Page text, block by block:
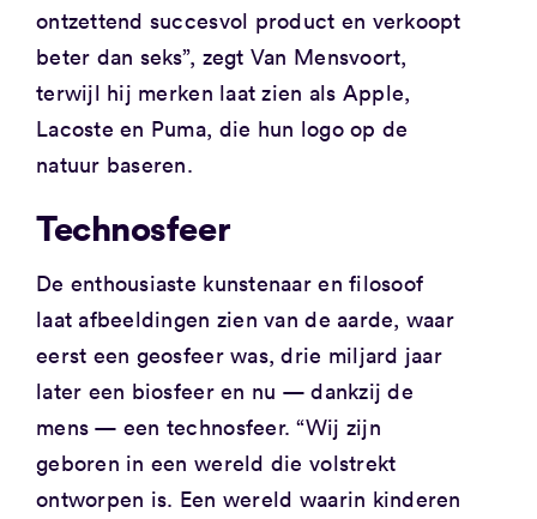
ontzettend succesvol product en verkoopt
beter dan seks”, zegt Van Mensvoort,
terwijl hij merken laat zien als Apple,
Lacoste en Puma, die hun logo op de
natuur baseren.
Technosfeer
De enthousiaste kunstenaar en filosoof
laat afbeeldingen zien van de aarde, waar
eerst een geosfeer was, drie miljard jaar
later een biosfeer en nu — dankzij de
mens — een technosfeer. “Wij zijn
geboren in een wereld die volstrekt
ontworpen is. Een wereld waarin kinderen